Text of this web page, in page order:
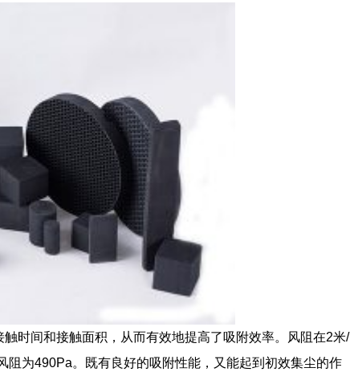
时间和接触面积，从而有效地提高了吸附效率。风阻在2米/
为490Pa。既有良好的吸附性能，又能起到初效集尘的作